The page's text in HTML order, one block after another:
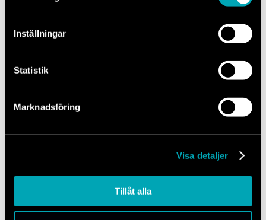
Inställningar
Statistik
Marknadsföring
Visa detaljer
Tillåt alla
Svar inom 24 timmar